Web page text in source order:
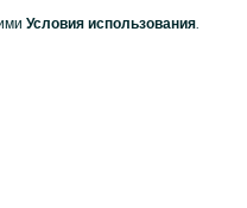
Условия использования.